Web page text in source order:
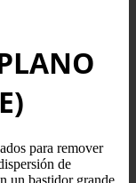
para remover
de